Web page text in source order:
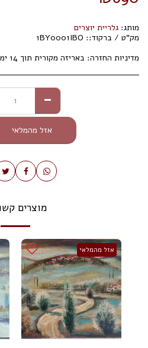
מותג: גלריית יוצרים
מק"ט / ברקוד:: 1BY0001IBO
מדיניות החזרה: באריזה מקורית תוך 14 ימי עסקים.
אזל מהמלאי
מוצרים
אזל מהמלאי